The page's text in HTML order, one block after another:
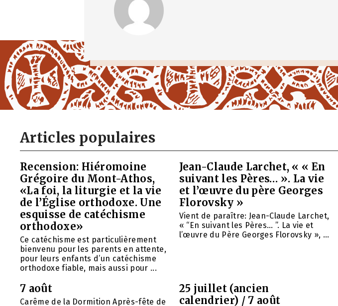
Articles populaires
Recension: Hiéromoine
Grégoire du Mont-Athos,
«La foi, la liturgie et la vie
de l’Église orthodoxe. Une
esquisse de catéchisme
orthodoxe»
Ce catéchisme est particulièrement
bienvenu pour les parents en attente,
pour leurs enfants d’un catéchisme
orthodoxe fiable, mais aussi pour ...
Jean-Claude Larchet, « « En
suivant les Pères… ». La vie
et l’œuvre du père Georges
Florovsky »
Vient de paraître: Jean-Claude Larchet,
« “En suivant les Pères… ”. La vie et
l’œuvre du Père Georges Florovsky », ...
7 août
Carême de la Dormition Après-fête de
25 juillet (ancien
calendrier) / 7 août